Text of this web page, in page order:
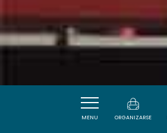
MENU ORGANIZARSE